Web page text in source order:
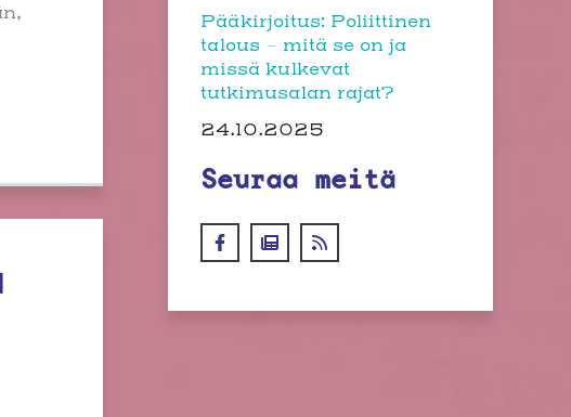
Pääkirjoitus: Poliittinen
talous – mitä se on ja
missä kulkevat
tutkimusalan rajat?
24.10.2025
Seuraa meitä